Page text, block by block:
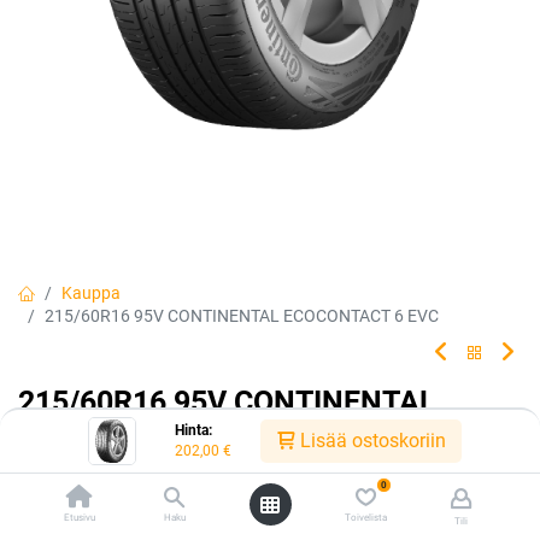
Hinta:
202,00 € Lisää ostoskoriin
Etusivu Haku
0
Toivelista Tili
Kauppa
215/60R16 95V CONTINENTAL ECOCONTACT 6 EVC
215/60R16 95V CONTINENTAL
ECOCONTACT 6 EVC
Saavuta enemmän renkaalla, joka tarvitsee vähemmän.
Tuotekoodi:331968